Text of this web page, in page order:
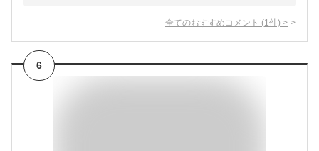
全てのおすすめコメント (1 件) >
6